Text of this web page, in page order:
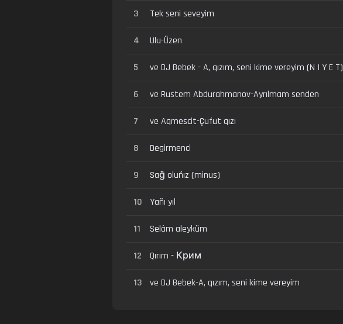
3 Tek seni seveyim
4 Ulu-Üzen
5 ve DJ Bebek - A, qızım, seni kime vereyim (N I Y E T)
6 ve Rustem Abdurahmanov-Ayrılmam senden
7 ve Aqmescit-Çufut qızı
8 Degirmenci
9 Sağ oluñız (minus)
10 Yañı yıl
11 Selâm aleyküm
12 Qırım - Крим
13 ve DJ Bebek-A, qızım, seni kime vereyim